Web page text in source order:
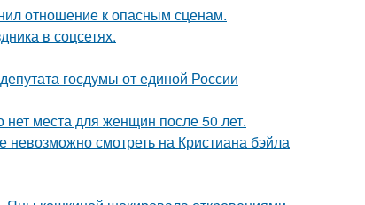
отношение к опасным сценам.
в соцсетях.
госдумы от единой России
нет места для женщин после 50 лет.
смотреть на Кристиана бэйла